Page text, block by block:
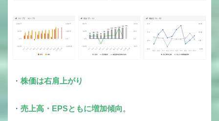
・ 株価は右肩上がり
・ 売上高・EPSともに増加傾向 。